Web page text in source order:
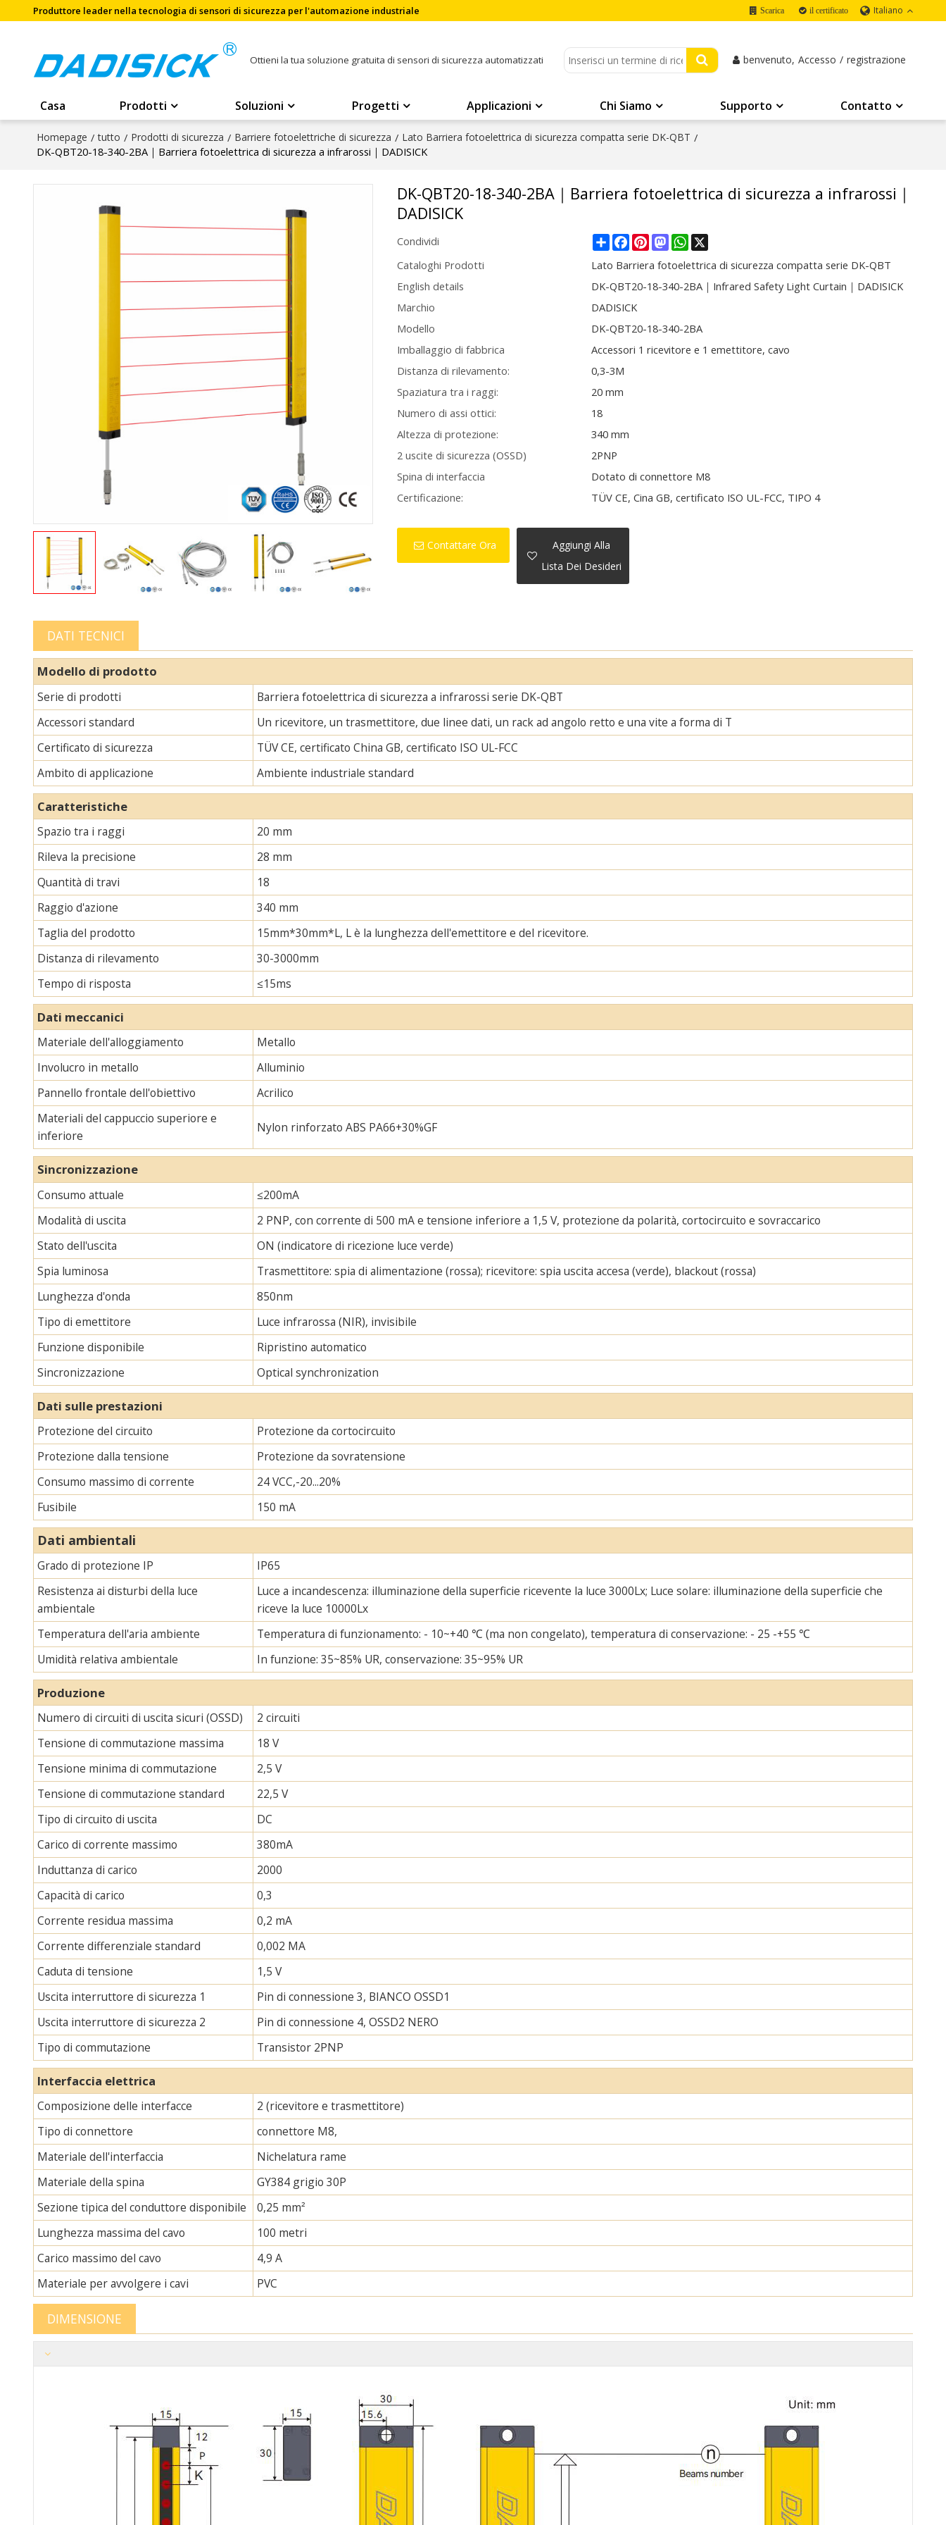
Produttore leader nella tecnologia di sensori di sicurezza per l'automazione industriale Scarica il certificato Italiano
Ottieni la tua soluzione gratuita di sensori di sicurezza automatizzati benvenuto, Accesso / registrazione
Casa Prodotti Soluzioni Progetti Applicazioni Chi Siamo Supporto Contatto
Homepage / tutto / Prodotti di sicurezza / Barriere fotoelettriche di sicurezza / Lato Barriera fotoelettrica di sicurezza compatta serie DK-QBT /
DK-QBT20-18-340-2BA｜Barriera fotoelettrica di sicurezza a infrarossi｜DADISICK
DK-QBT20-18-340-2BA｜Barriera fotoelettrica di sicurezza a infrarossi｜
DADISICK
Condividi ShareFacebook
PinterestMastodonWhatsApp
Cataloghi Prodotti
Lato Barriera fotoelettrica di sicurezza compatta serie DK-QBT
English details
DK-QBT20-18-340-2BA｜Infrared Safety Light Curtain｜DADISICK
Marchio
DADISICK
Modello
DK-QBT20-18-340-2BA
Imballaggio di fabbrica
Accessori 1 ricevitore e 1 emettitore, cavo
Distanza di rilevamento:
0,3-3M
Spaziatura tra i raggi:
20 mm
Numero di assi ottici:
18
Altezza di protezione:
340 mm
2 uscite di sicurezza (OSSD)
2PNP
Spina di interfaccia
Dotato di connettore M8
Certificazione:
TÜV CE, Cina GB, certificato ISO UL-FCC, TIPO 4
Contattare Ora
Aggiungi Alla
Lista Dei Desideri
DATI TECNICI
Modello di prodotto
Serie di prodotti
Barriera fotoelettrica di sicurezza a infrarossi serie DK-QBT
Accessori standard
Un ricevitore, un trasmettitore, due linee dati, un rack ad angolo retto e una vite a forma di T
Certificato di sicurezza
TÜV CE, certificato China GB, certificato ISO UL-FCC
Ambito di applicazione
Ambiente industriale standard
Caratteristiche
Spazio tra i raggi
20 mm
Rileva la precisione
28 mm
Quantità di travi
18
Raggio d'azione
340 mm
Taglia del prodotto
15mm*30mm*L, L è la lunghezza dell'emettitore e del ricevitore.
Distanza di rilevamento
30-3000mm
Tempo di risposta
≤15ms
Dati meccanici
Materiale dell'alloggiamento
Metallo
Involucro in metallo
Alluminio
Pannello frontale dell'obiettivo
Acrilico
Materiali del cappuccio superiore e
inferiore
Nylon rinforzato ABS PA66+30%GF
Sincronizzazione
Consumo attuale
≤200mA
Modalità di uscita
2 PNP, con corrente di 500 mA e tensione inferiore a 1,5 V, protezione da polarità, cortocircuito e sovraccarico
Stato dell'uscita
ON (indicatore di ricezione luce verde)
Spia luminosa
Trasmettitore: spia di alimentazione (rossa); ricevitore: spia uscita accesa (verde), blackout (rossa)
Lunghezza d'onda
850nm
Tipo di emettitore
Luce infrarossa (NIR), invisibile
Funzione disponibile
Ripristino automatico
Sincronizzazione
Optical synchronization
Dati sulle prestazioni
Protezione del circuito
Protezione da cortocircuito
Protezione dalla tensione
Protezione da sovratensione
Consumo massimo di corrente
24 VCC,-20...20%
Fusibile
150 mA
Dati ambientali
Grado di protezione IP
IP65
Resistenza ai disturbi della luce
ambientale
Luce a incandescenza: illuminazione della superficie ricevente la luce 3000Lx; Luce solare: illuminazione della superficie che
riceve la luce 10000Lx
Temperatura dell'aria ambiente
Temperatura di funzionamento: - 10~+40 ℃ (ma non congelato), temperatura di conservazione: - 25 -+55 ℃
Umidità relativa ambientale
In funzione: 35~85% UR, conservazione: 35~95% UR
Produzione
Numero di circuiti di uscita sicuri (OSSD)
2 circuiti
Tensione di commutazione massima
18 V
Tensione minima di commutazione
2,5 V
Tensione di commutazione standard
22,5 V
Tipo di circuito di uscita
DC
Carico di corrente massimo
380mA
Induttanza di carico
2000
Capacità di carico
0,3
Corrente residua massima
0,2 mA
Corrente differenziale standard
0,002 MA
Caduta di tensione
1,5 V
Uscita interruttore di sicurezza 1
Pin di connessione 3, BIANCO OSSD1
Uscita interruttore di sicurezza 2
Pin di connessione 4, OSSD2 NERO
Tipo di commutazione
Transistor 2PNP
Interfaccia elettrica
Composizione delle interfacce
2 (ricevitore e trasmettitore)
Tipo di connettore
connettore M8,
Materiale dell'interfaccia
Nichelatura rame
Materiale della spina
GY384 grigio 30P
Sezione tipica del conduttore disponibile
0,25 mm²
Lunghezza massima del cavo
100 metri
Carico massimo del cavo
4,9 A
Materiale per avvolgere i cavi
PVC
DIMENSIONE